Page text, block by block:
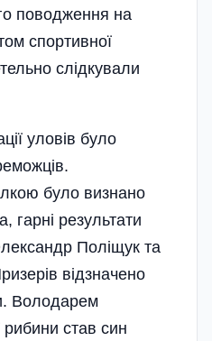
поводження на
спортивної
слідкували
уловів було
було визнано
гарні результати
Поліщук та
відзначено
Володарем
рибини став син